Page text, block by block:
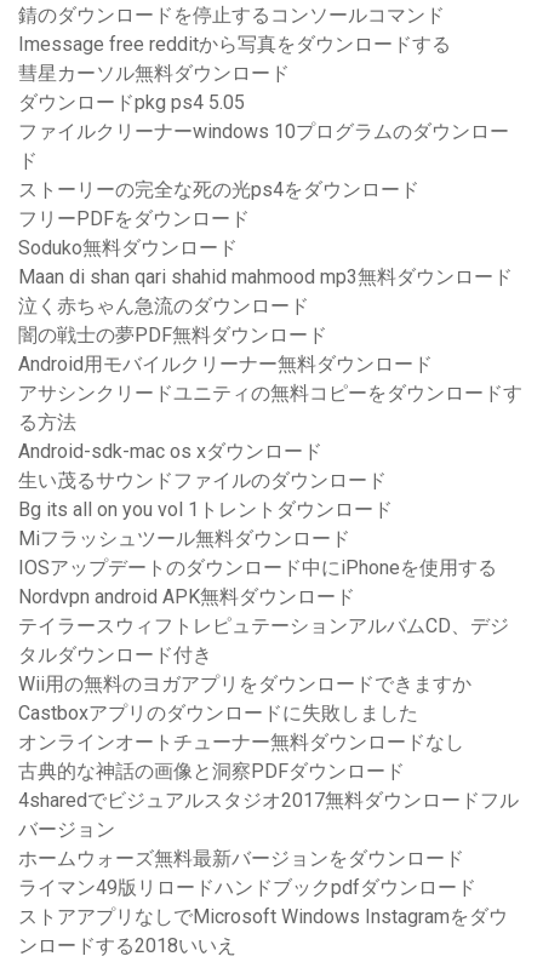
錆のダウンロードを停止するコンソールコマンド
Imessage free redditから写真をダウンロードする
彗星カーソル無料ダウンロード
ダウンロードpkg ps4 5.05
ファイルクリーナーwindows 10プログラムのダウンロー
ド
ストーリーの完全な死の光ps4をダウンロード
フリーPDFをダウンロード
Soduko無料ダウンロード
Maan di shan qari shahid mahmood mp3無料ダウンロード
泣く赤ちゃん急流のダウンロード
闇の戦士の夢PDF無料ダウンロード
Android用モバイルクリーナー無料ダウンロード
アサシンクリードユニティの無料コピーをダウンロードす
る方法
Android-sdk-mac os xダウンロード
生い茂るサウンドファイルのダウンロード
Bg its all on you vol 1トレントダウンロード
Miフラッシュツール無料ダウンロード
IOSアップデートのダウンロード中にiPhoneを使用する
Nordvpn android APK無料ダウンロード
テイラースウィフトレピュテーションアルバムCD、デジ
タルダウンロード付き
Wii用の無料のヨガアプリをダウンロードできますか
Castboxアプリのダウンロードに失敗しました
オンラインオートチューナー無料ダウンロードなし
古典的な神話の画像と洞察PDFダウンロード
4sharedでビジュアルスタジオ2017無料ダウンロードフル
バージョン
ホームウォーズ無料最新バージョンをダウンロード
ライマン49版リロードハンドブックpdfダウンロード
ストアアプリなしでMicrosoft Windows Instagramをダウ
ンロードする2018いいえ